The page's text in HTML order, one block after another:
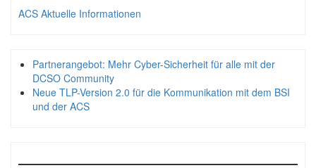
ACS Aktuelle Informationen
Partnerangebot: Mehr Cyber-Sicherheit für alle mit der
DCSO Community
Neue TLP-Version 2.0 für die Kommunikation mit dem BSI
und der ACS